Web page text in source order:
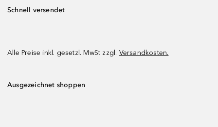
Schnell versendet
Alle Preise inkl. gesetzl. MwSt zzgl. Versandkosten.
Ausgezeichnet shoppen